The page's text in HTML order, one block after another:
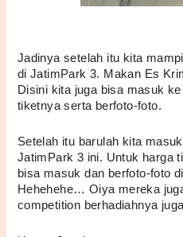
Jadinya setelah itu kita
di JatimPark 3. Makan Es
Disini kita juga bisa masuk
tiketnya serta berfoto-foto.
Setelah itu barulah kita
JatimPark 3 ini. Untuk harga
bisa masuk dan berfoto-foto
Hehehehe… Oiya mereka
competition berhadiahnya